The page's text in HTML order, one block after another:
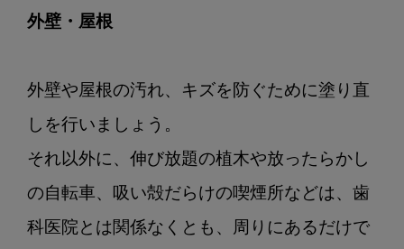
外壁・屋根
外壁や屋根の汚れ、キズを防ぐために塗り直
しを行いましょう。
それ以外に、伸び放題の植木や放ったらかし
の自転車、吸い殻だらけの喫煙所などは、歯
科医院とは関係なくとも、周りにあるだけで